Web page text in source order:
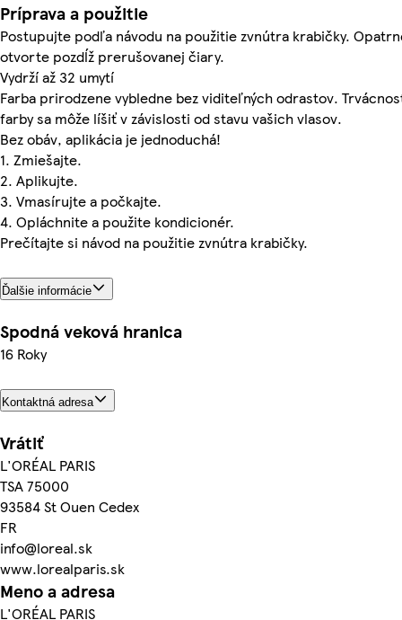
Príprava a použitie
Postupujte podľa návodu na použitie zvnútra krabičky.
otvorte pozdĺž prerušovanej čiary.
Vydrží až 32 umytí
Farba prirodzene vybledne bez viditeľných odrastov.
farby sa môže líšiť v závislosti od stavu vašich vlasov.
Bez obáv, aplikácia je jednoduchá!
1. Zmiešajte.
2. Aplikujte.
3. Vmasírujte a počkajte.
4. Opláchnite a použite kondicionér.
Prečítajte si návod na použitie zvnútra krabičky.
Ďalšie informácie
Spodná veková hranica
16 Roky
Kontaktná adresa
Vrátiť
L'ORÉAL PARIS
TSA 75000
93584 St Ouen Cedex
FR
info@loreal.sk
www.lorealparis.sk
Meno a adresa
L'ORÉAL PARIS